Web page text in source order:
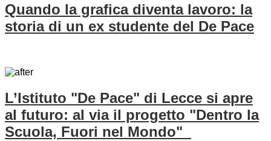
Quando la grafica diventa lavoro: la
storia di un ex studente del De Pace
L’Istituto "De Pace" di Lecce si apre
al futuro: al via il progetto "Dentro la
Scuola, Fuori nel Mondo"